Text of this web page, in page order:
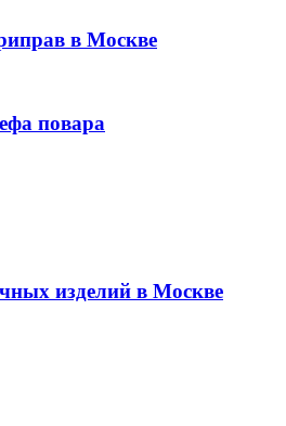
в Москве
повара
изделий в Москве